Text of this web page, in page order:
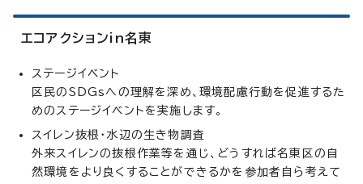
エコアクションin名東
ステージイベント
区民のSDGsへの理解を深め、環境配慮行動を促進するた
めのステージイベントを実施します。
スイレン抜根・水辺の生き物調査
外来スイレンの抜根作業等を通じ、どうすれば名東区の自
然環境をより良くすることができるかを参加者自ら考えて